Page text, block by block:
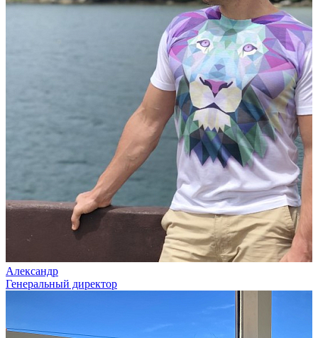
Александр
Генеральный директор